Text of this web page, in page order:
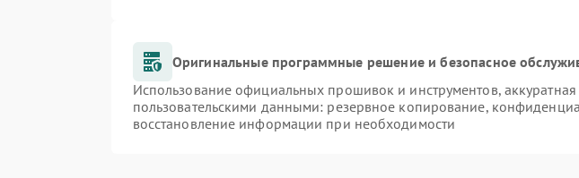
Оригинальные программные решение и безопасное
Использование официальных прошивок и инструментов, аккуратная
пользовательскими данными: резервное копирование,
восстановление информации при необходимости